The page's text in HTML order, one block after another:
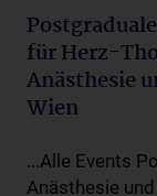
für Herz-
Anästhesie
Wien
...Alle Events
Anästhesie